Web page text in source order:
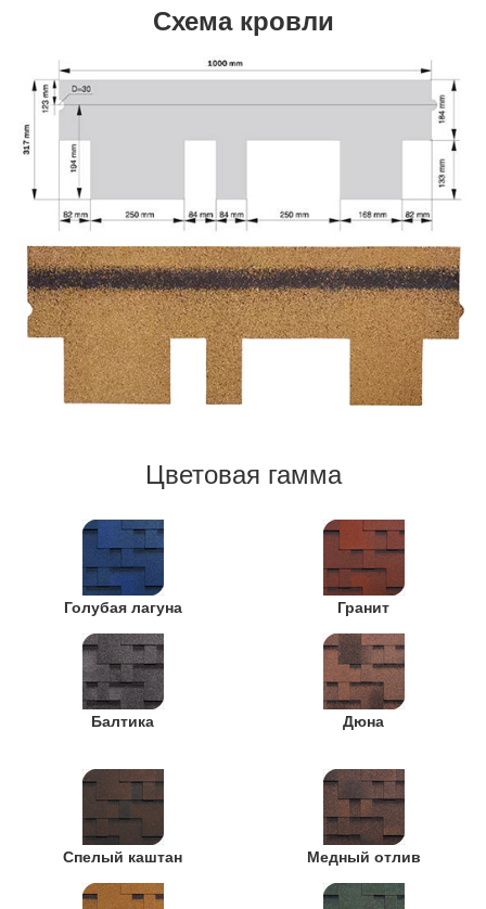
Схема кровли
Цветовая гамма
Голубая лагуна Гранит
Балтика Дюна
Спелый каштан Медный отлив